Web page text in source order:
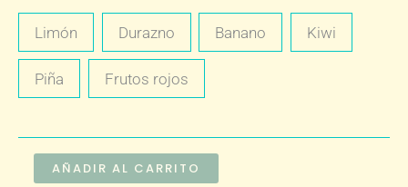
Limón Durazno Banano Kiwi
Piña Frutos rojos
AÑADIR AL CARRITO